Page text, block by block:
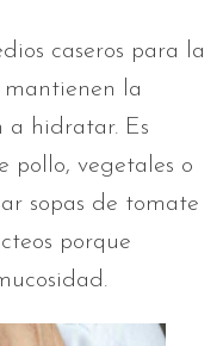
caseros para la
mantienen la
hidratar. Es
pollo, vegetales o
sopas de tomate
porque